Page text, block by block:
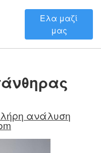
Ελα μαζί
μας
ανάλυση